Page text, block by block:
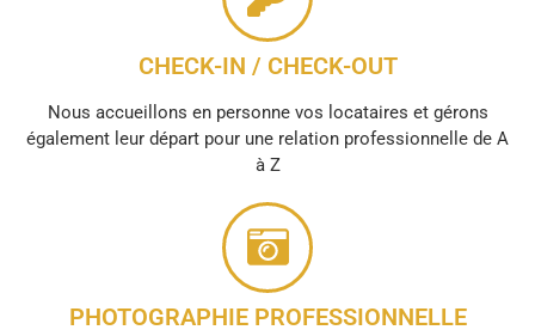
CHECK-IN / CHECK-OUT
Nous accueillons en personne vos locataires et gérons
également leur départ pour une relation professionnelle de A
à Z
PHOTOGRAPHIE PROFESSIONNELLE